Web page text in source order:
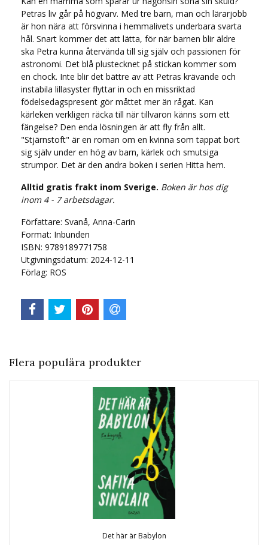
Petras liv går på högvarv. Med tre barn, man och lärarjobb
är hon nära att försvinna i hemmalivets underbara svarta
hål. Snart kommer det att lätta, för när barnen blir äldre
ska Petra kunna återvända till sig själv och passionen för
astronomi. Det blå plustecknet på stickan kommer som
en chock. Inte blir det bättre av att Petras krävande och
instabila lillasyster flyttar in och en missriktad
födelsedagspresent gör måttet mer än rågat. Kan
kärleken verkligen räcka till när tillvaron känns som ett
fängelse? Den enda lösningen är att fly från allt.
"Stjärnstoft" är en roman om en kvinna som tappat bort
sig själv under en hög av barn, kärlek och smutsiga
strumpor. Det är den andra boken i serien Hitta hem.
Alltid gratis frakt inom Sverige. Boken är hos dig
inom 4 - 7 arbetsdagar.
Författare: Svanå, Anna-Carin
Format: Inbunden
ISBN: 9789189771758
Utgivningsdatum: 2024-12-11
Förlag: ROS
Flera populära produkter
Det här är Babylon